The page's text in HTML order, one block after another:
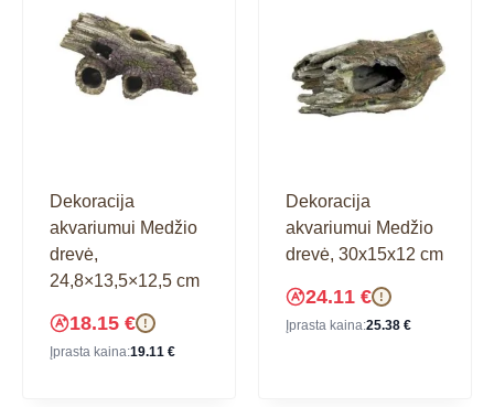
Dekoracija
akvariumui Medžio
drevė,
24,8×13,5×12,5 cm
18.15 € !
Įprasta kaina:19.11 €
Dekoracija
akvariumui Medžio
drevė, 30x15x12 cm
24.11 € !
Įprasta kaina:25.38 €